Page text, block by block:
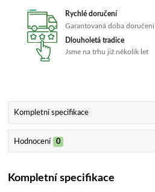
Rychlé doručení
Garantovaná doba doručení
Dlouholetá tradice
Jsme na trhu již několik let
Kompletní specifikace
Hodnocení 0
Kompletní specifikace